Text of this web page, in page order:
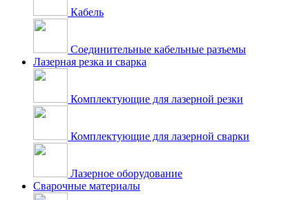
Кабель
Соединительные кабельные разъемы
Лазерная резка и сварка
Комплектующие для лазерной резки
Комплектующие для лазерной сварки
Лазерное оборудование
Сварочные материалы